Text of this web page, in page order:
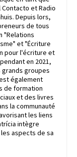
et Radio
Depuis lors,
de tous
"Relations
et "Écriture
pour l'écriture et
en 2021,
groupes
également
de formation
et des livres
la communauté
les liens
intègre
aspects de sa